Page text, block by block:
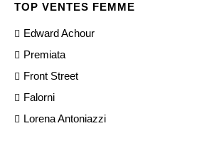
TOP VENTES FEMME
Edward Achour
Premiata
Front Street
Falorni
Lorena Antoniazzi